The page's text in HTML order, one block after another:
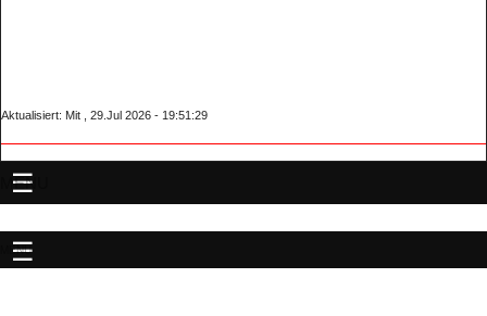
Aktualisiert: Mit , 29.Jul 2026 - 19:51:29
MENU
MENU